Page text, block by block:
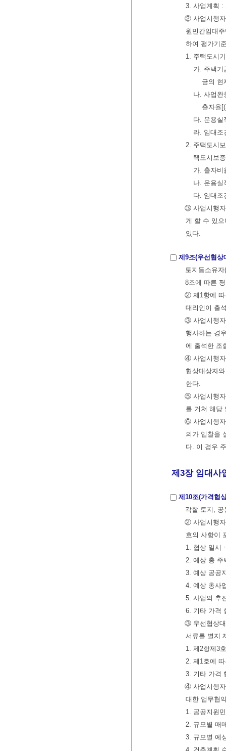
3. 사업계획 :
② 사업시행자
원민간임대
하여 평가기
1. 주택도시
가. 주택기
금의 현
나. 사업완
출자율
다. 운용실
라. 임대조
2. 주택도시
택도시보
가. 출자
나. 운용실
다. 임대조
③ 사업시행자
게 할 수 있
있다.
제9조(우선협상
토지등소유
8조에 따른
② 제1항에 따
대리인이 출
③ 사업시행자
행사하는 경
에 출석한 조
④ 사업시행자
협상대상자
한다.
⑤ 사업시행자
를 거쳐 해당
⑥ 사업시행자
의가 입찰을
다. 이 경우
제3장 임대사
제10조(가격협
각할 토지,
② 사업시행자
호의 사항이
1. 협상 일시
2. 예상 총 주
3. 예상 공공
4. 예상 총사
5. 사업의 추
6. 기타 가격
③ 우선협상대
서류를 별지
1. 제2항제3
2. 제1호에
3. 기타 가격
④ 사업시행자
대한 업무협
1. 공공지원
2. 규모별 매
3. 규모별 예